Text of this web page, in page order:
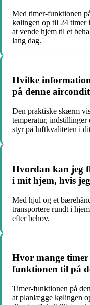
Med timer-funktionen
kølingen op til 24 timer
at vende hjem til et
lang dag.
Hvilke
på denne
Den praktiske skærm
temperatur, indstillinger
styr på luftkvaliteten i
Hvordan kan jeg
i mit hjem, hvis
Med hjul og et
transportere rundt i
efter behov.
Hvor mange
funktionen til på
Timer-funktionen på
at planlægge kølingen